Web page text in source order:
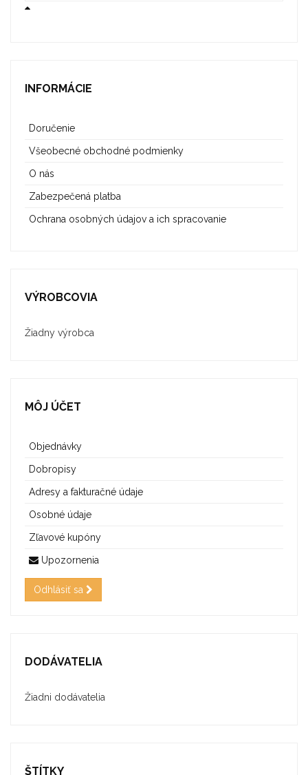
INFORMÁCIE
Doručenie
Všeobecné obchodné podmienky
O nás
Zabezpečená platba
Ochrana osobných údajov a ich spracovanie
VÝROBCOVIA
Žiadny výrobca
MÔJ ÚČET
Objednávky
Dobropisy
Adresy a fakturačné údaje
Osobné údaje
Zľavové kupóny
Upozornenia
Odhlásiť sa
DODÁVATELIA
Žiadni dodávatelia
ŠTÍTKY